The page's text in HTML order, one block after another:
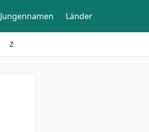
Jungennamen Länder
Z